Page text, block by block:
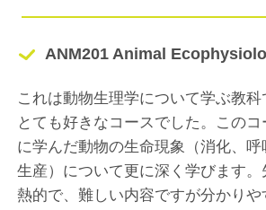
ANM201 Animal
これは動物生理学について学ぶ教
とても好きなコースでした。この
に学んだ動物の生命現象（消化、呼
生産）について更に深く学びます
熱的で、難しい内容ですが分かりや